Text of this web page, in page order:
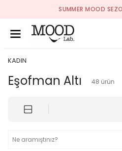
SUMMER MOOD
KADIN
Eşofman Altı 48 ürün